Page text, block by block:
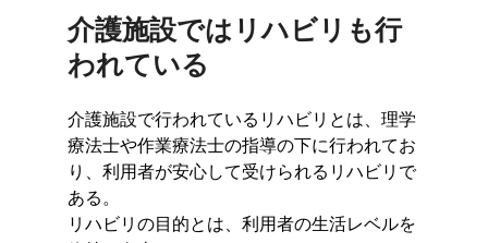
介護施設ではリハビリも行
われている
介護施設で行われているリハビリとは、理学
療法士や作業療法士の指導の下に行われてお
り、利用者が安心して受けられるリハビリで
ある。
リハビリの目的とは、利用者の生活レベルを